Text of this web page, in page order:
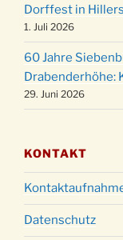
24.12.
um 23:00
31.12.
18:00
Dorffest in
1. Juli 2026
60 Jahre
Drabenderhöhe:
29. Juni 2026
KONTAKT
Datenschutz